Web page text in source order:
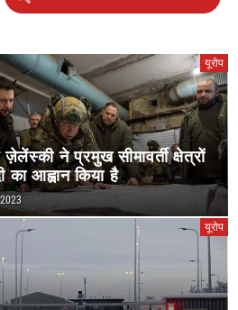
यूरोप
ने प्रमुख सीमावर्ती क्षेत्रों
का आह्वान किया है
यूरोप